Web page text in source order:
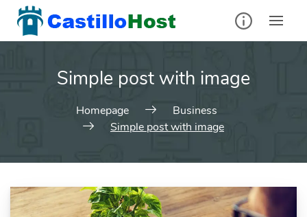
Skip
content
Simple post with image
Homepage
Business
Simple post with image